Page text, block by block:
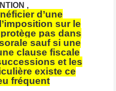
,
d’une
sur le
pas dans
sauf si une
clause fiscale
et les
existe ce
fréquent